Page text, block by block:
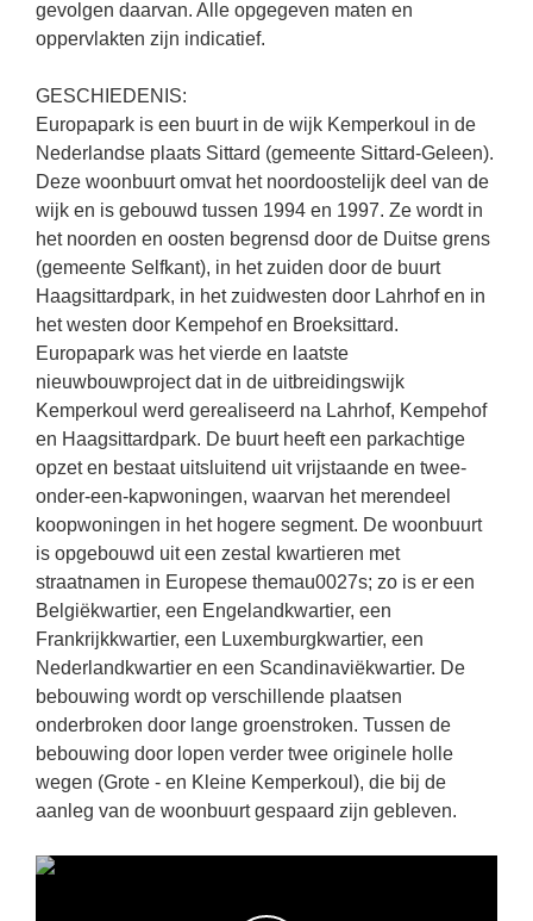
gevolgen daarvan. Alle opgegeven maten en
oppervlakten zijn indicatief.
GESCHIEDENIS:
Europapark is een buurt in de wijk Kemperkoul in de
Nederlandse plaats Sittard (gemeente Sittard-Geleen).
Deze woonbuurt omvat het noordoostelijk deel van de
wijk en is gebouwd tussen 1994 en 1997. Ze wordt in
het noorden en oosten begrensd door de Duitse grens
(gemeente Selfkant), in het zuiden door de buurt
Haagsittardpark, in het zuidwesten door Lahrhof en in
het westen door Kempehof en Broeksittard.
Europapark was het vierde en laatste
nieuwbouwproject dat in de uitbreidingswijk
Kemperkoul werd gerealiseerd na Lahrhof, Kempehof
en Haagsittardpark. De buurt heeft een parkachtige
opzet en bestaat uitsluitend uit vrijstaande en twee-
onder-een-kapwoningen, waarvan het merendeel
koopwoningen in het hogere segment. De woonbuurt
is opgebouwd uit een zestal kwartieren met
straatnamen in Europese themau0027s; zo is er een
Belgiëkwartier, een Engelandkwartier, een
Frankrijkkwartier, een Luxemburgkwartier, een
Nederlandkwartier en een Scandinaviëkwartier. De
bebouwing wordt op verschillende plaatsen
onderbroken door lange groenstroken. Tussen de
bebouwing door lopen verder twee originele holle
wegen (Grote - en Kleine Kemperkoul), die bij de
aanleg van de woonbuurt gespaard zijn gebleven.